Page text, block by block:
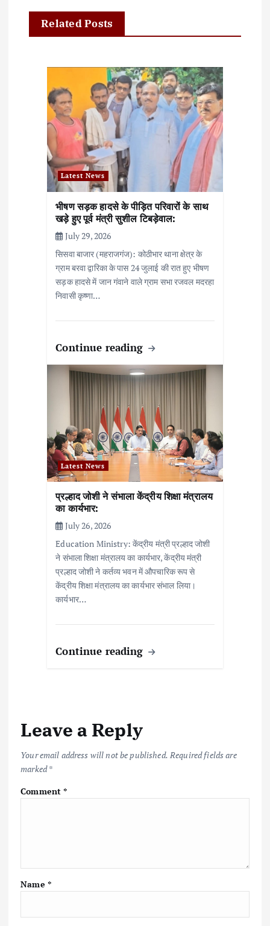
a
v
Related Posts
Latest News
भीषण सड़क हादसे के पीड़ित परिवारों के साथ
खड़े हुए पूर्व मंत्री सुशील टिबड़ेवाल:
July 29, 2026
सिसवा बाजार (महराजगंज): कोठीभार थाना क्षेत्र के
ग्राम बरवा द्वारिका के पास 24 जुलाई की रात हुए भीषण
सड़क हादसे में जान गंवाने वाले ग्राम सभा रजवल मदरहा
निवासी कृष्णा…
Continue reading
Latest News
प्रल्हाद जोशी ने संभाला केंद्रीय शिक्षा मंत्रालय
का कार्यभार:
July 26, 2026
Education Ministry: केंद्रीय मंत्री प्रल्हाद जोशी
ने संभाला शिक्षा मंत्रालय का कार्यभार, केंद्रीय मंत्री
प्रल्हाद जोशी ने कर्तव्य भवन में औपचारिक रूप से
केंद्रीय शिक्षा मंत्रालय का कार्यभार संभाल लिया।
कार्यभार…
Continue reading
Leave a Reply
Your email address will not be published. Required fields are
marked*
Comment*
Name *